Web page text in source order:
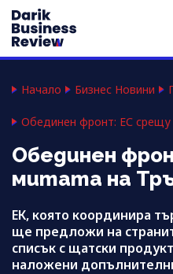
Начало Бизнес Новини
Обединен фронт: ЕС
Обединен
митата на
ЕК, която координира
ще предложи на
списък с щатски
наложени